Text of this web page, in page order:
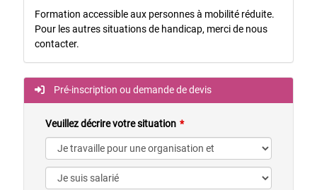
Formation accessible aux personnes à mobilité réduite.
Pour les autres situations de handicap, merci de nous
contacter.
Pré-inscription ou demande de devis
Veuillez décrire votre situation